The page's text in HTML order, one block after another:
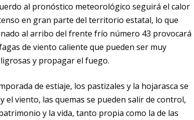
al pronóstico meteorológico seguirá el calor
en gran parte del territorio estatal, lo que
al arribo del frente frío número 43 provocará
de viento caliente que pueden ser muy
y propagar el fuego.
de estiaje, los pastizales y la hojarasca se
viento, las quemas se pueden salir de control,
y la vida, tanto propia como la de las